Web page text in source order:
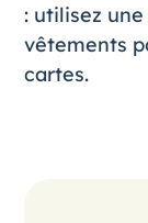
: utilisez une
vêtements
cartes.